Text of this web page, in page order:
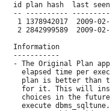
id plan hash  last
-- ----------
1 1378942017  2009-
2 2842999589  2009-
  Information
  -----------
- The Original Plan
elapsed time per
plan is better than
for it. This will
choices in the
execute